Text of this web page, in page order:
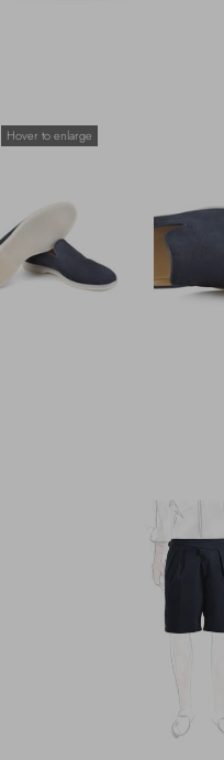
Hover to enlarge